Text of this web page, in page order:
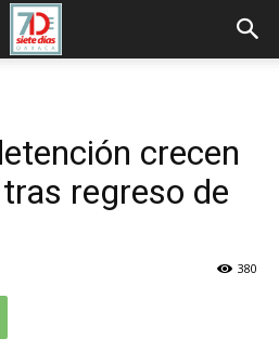
crecen
regreso de
380